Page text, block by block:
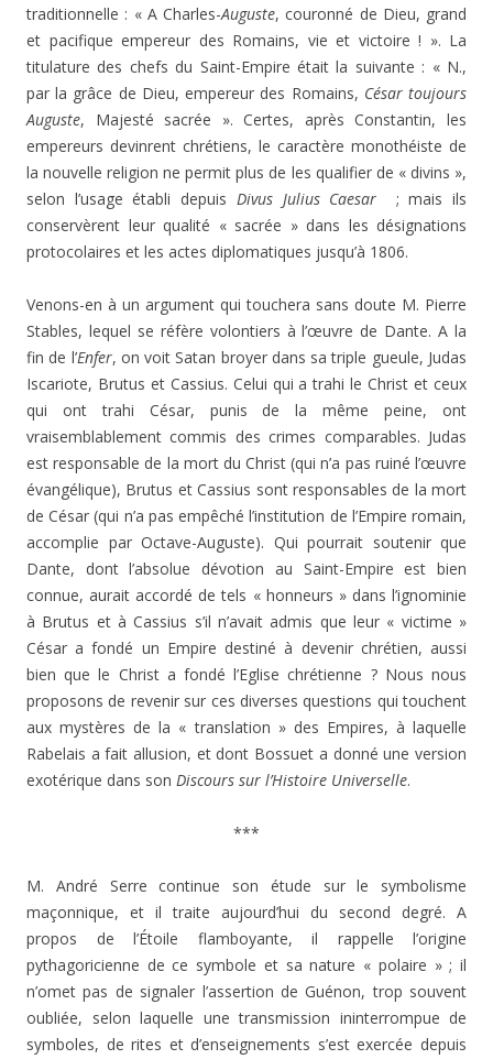
traditionnelle : « A Charles-Auguste, couronné de Dieu, grand
et pacifique empereur des Romains, vie et victoire ! ». La
titulature des chefs du Saint-Empire était la suivante : « N.,
par la grâce de Dieu, empereur des Romains, César toujours
Auguste, Majesté sacrée ». Certes, après Constantin, les
empereurs devinrent chrétiens, le caractère monothéiste de
la nouvelle religion ne permit plus de les qualifier de « divins »,
selon l’usage établi depuis Divus Julius Caesar
; mais ils
conservèrent leur qualité « sacrée » dans les désignations
protocolaires et les actes diplomatiques jusqu’à 1806.
Venons-en à un argument qui touchera sans doute M. Pierre
Stables, lequel se réfère volontiers à l’œuvre de Dante. A la
fin de l’Enfer, on voit Satan broyer dans sa triple gueule, Judas
Iscariote, Brutus et Cassius. Celui qui a trahi le Christ et ceux
qui ont trahi César, punis de la même peine, ont
vraisemblablement commis des crimes comparables. Judas
est responsable de la mort du Christ (qui n’a pas ruiné l’œuvre
évangélique), Brutus et Cassius sont responsables de la mort
de César (qui n’a pas empêché l’institution de l’Empire romain,
accomplie par Octave-Auguste). Qui pourrait soutenir que
Dante, dont l’absolue dévotion au Saint-Empire est bien
connue, aurait accordé de tels « honneurs » dans l’ignominie
à Brutus et à Cassius s’il n’avait admis que leur « victime »
César a fondé un Empire destiné à devenir chrétien, aussi
bien que le Christ a fondé l’Eglise chrétienne ? Nous nous
proposons de revenir sur ces diverses questions qui touchent
aux mystères de la « translation » des Empires, à laquelle
Rabelais a fait allusion, et dont Bossuet a donné une version
exotérique dans son Discours sur l’Histoire Universelle.
***
M. André Serre continue son étude sur le symbolisme
maçonnique, et il traite aujourd’hui du second degré. A
propos de l’Étoile flamboyante, il rappelle l’origine
pythagoricienne de ce symbole et sa nature « polaire » ; il
n’omet pas de signaler l’assertion de Guénon, trop souvent
oubliée, selon laquelle une transmission ininterrompue de
symboles, de rites et d’enseignements s’est exercée depuis